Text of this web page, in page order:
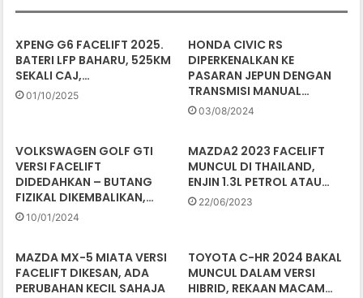
XPENG G6 FACELIFT 2025.
BATERI LFP BAHARU, 525KM
SEKALI CAJ,…
01/10/2025
HONDA CIVIC RS
DIPERKENALKAN KE
PASARAN JEPUN DENGAN
TRANSMISI MANUAL…
03/08/2024
VOLKSWAGEN GOLF GTI
VERSI FACELIFT
DIDEDAHKAN – BUTANG
FIZIKAL DIKEMBALIKAN,…
10/01/2024
MAZDA2 2023 FACELIFT
MUNCUL DI THAILAND,
ENJIN 1.3L PETROL ATAU…
22/06/2023
MAZDA MX-5 MIATA VERSI
FACELIFT DIKESAN, ADA
PERUBAHAN KECIL SAHAJA
TOYOTA C-HR 2024 BAKAL
MUNCUL DALAM VERSI
HIBRID, REKAAN MACAM…